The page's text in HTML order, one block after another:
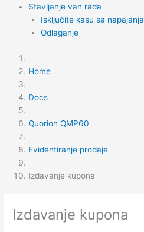
Stavljanje van rada
Isključite kasu sa napajanja
Odlaganje
Home
Docs
Quorion QMP60
Evidentiranje prodaje
Izdavanje kupona
Izdavanje kupona